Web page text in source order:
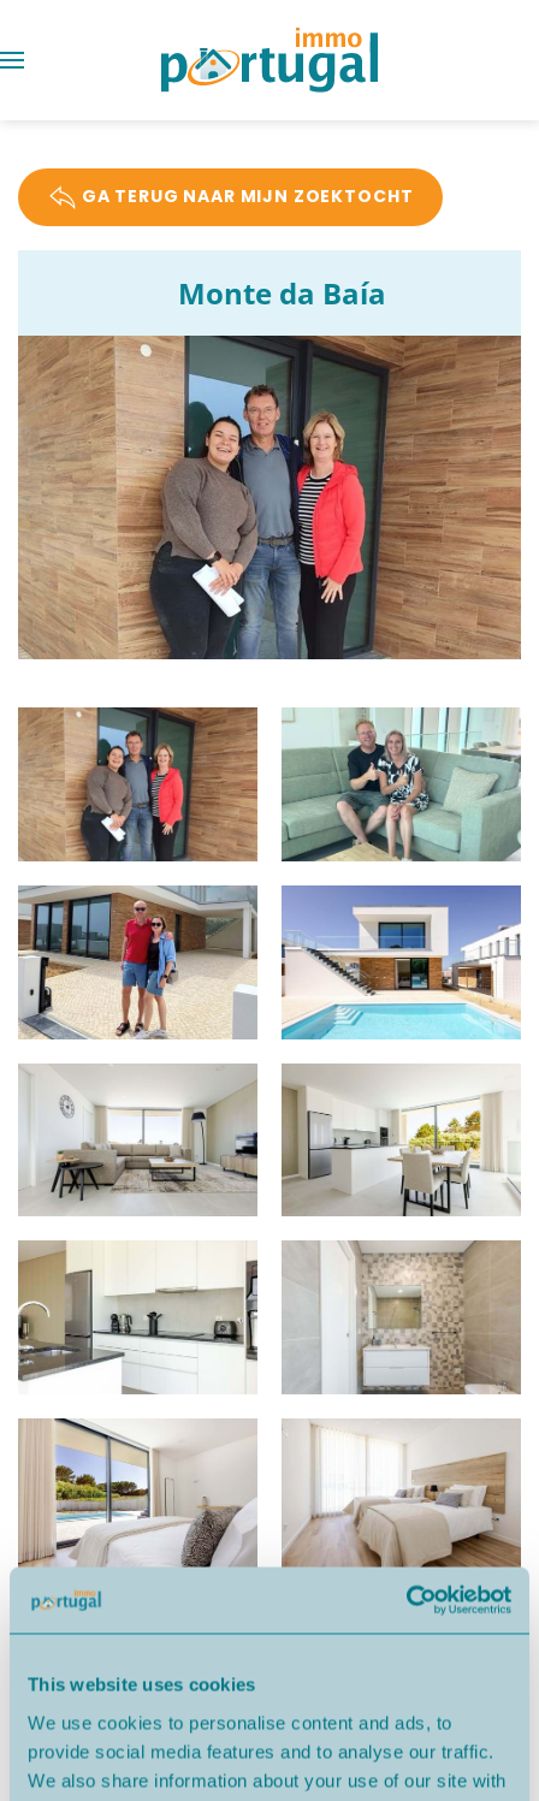
This website uses cookies
We use cookies to personalise content and ads, to
provide social media features and to analyse our traffic.
We also share information about your use of our site with
GA TERUG NAAR MIJN ZOEKTOCHT
Monte da Baía